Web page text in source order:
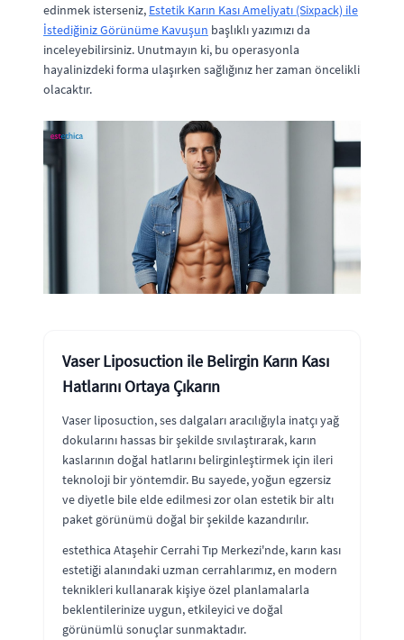
edinmek isterseniz, Estetik Karın Kası Ameliyatı (Sixpack) ile
İstediğiniz Görünüme Kavuşun başlıklı yazımızı da
inceleyebilirsiniz. Unutmayın ki, bu operasyonla
hayalinizdeki forma ulaşırken sağlığınız her zaman öncelikli
olacaktır.
Vaser Liposuction ile Belirgin Karın Kası
Hatlarını Ortaya Çıkarın
Vaser liposuction, ses dalgaları aracılığıyla inatçı yağ
dokularını hassas bir şekilde sıvılaştırarak, karın
kaslarının doğal hatlarını belirginleştirmek için ileri
teknoloji bir yöntemdir. Bu sayede, yoğun egzersiz
ve diyetle bile elde edilmesi zor olan estetik bir altı
paket görünümü doğal bir şekilde kazandırılır.
estethica Ataşehir Cerrahi Tıp Merkezi'nde, karın kası
estetiği alanındaki uzman cerrahlarımız, en modern
teknikleri kullanarak kişiye özel planlamalarla
beklentilerinize uygun, etkileyici ve doğal
görünümlü sonuçlar sunmaktadır.